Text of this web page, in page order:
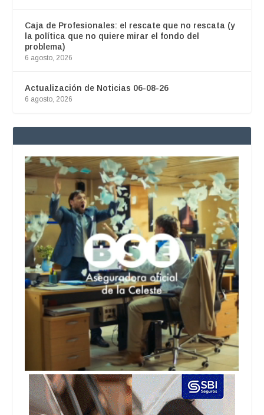
Caja de Profesionales: el rescate que no rescata (y
la política que no quiere mirar el fondo del
problema)
6 agosto, 2026
Actualización de Noticias 06-08-26
6 agosto, 2026